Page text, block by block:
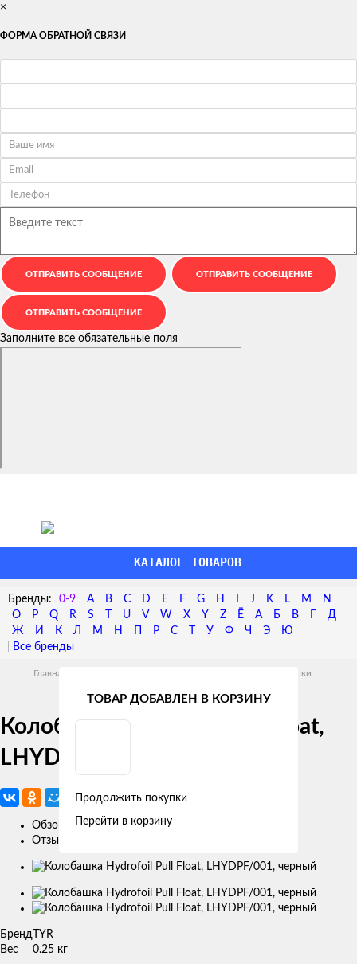
×
ФОРМА ОБРАТНОЙ СВЯЗИ
Заполните все обязательные поля
КАТАЛОГ ТОВАРОВ
0-9 A B C D E F G H J K L M
N
O
P Q R S U V W X Y Z Ё А Б В
Д
Ж
И К Л М Н Р С У Ф Ч Э Ю
Главная Колобашки
Колобашка Hydrofoil Pull Float,
LHYDPF/001, черный
Обзор
Отзывы
Изображение
товара
Бренд TYR
Вес
0.25 кг
ТОВАР ДОБАВЛЕН В КОРЗИНУ
Продолжить покупки
Перейти в корзину